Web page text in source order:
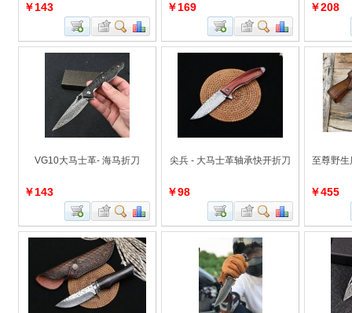
￥143 ￥169 ￥208
VG10大马士革- 海马折刀
￥143
尖兵 - 大马士革轴承快开折刀
￥98
至尊野生
￥455